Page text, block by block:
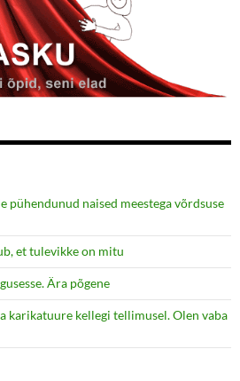
pühendunud naised meestega võrdsuse
et tulevikke on mitu
Ära põgene
karikatuure kellegi tellimusel. Olen vaba